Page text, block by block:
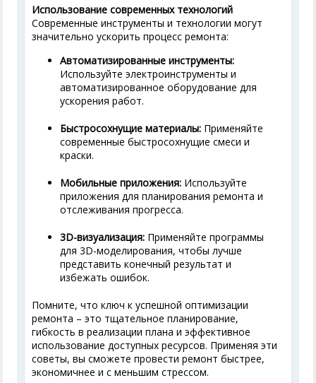
Использование современных технологий
Современные инструменты и технологии могут
значительно ускорить процесс ремонта:
Автоматизированные инструменты:
Используйте электроинструменты и
автоматизированное оборудование для
ускорения работ.
Быстросохнущие материалы: Применяйте
современные быстросохнущие смеси и
краски.
Мобильные приложения: Используйте
приложения для планирования ремонта и
отслеживания прогресса.
3D-визуализация: Применяйте программы
для 3D-моделирования, чтобы лучше
представить конечный результат и
избежать ошибок.
Помните, что ключ к успешной оптимизации
ремонта – это тщательное планирование,
гибкость в реализации плана и эффективное
использование доступных ресурсов. Применяя эти
советы, вы сможете провести ремонт быстрее,
экономичнее и с меньшим стрессом.